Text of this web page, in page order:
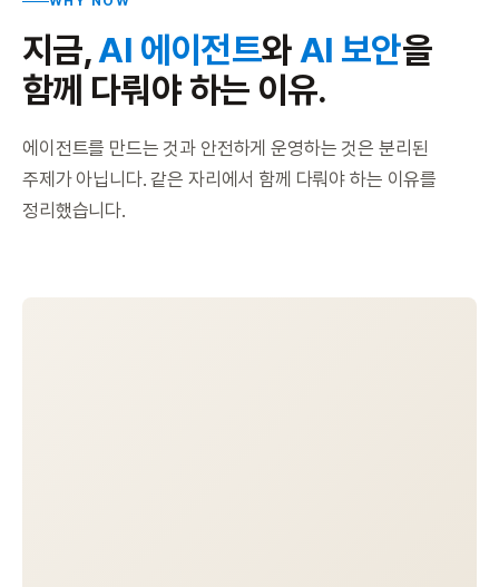
지금,AI 에이전트와 AI 보안을
함께 다뤄야 하는 이유.
에이전트를 만드는 것과 안전하게 운영하는 것은 분리된
주제가 아닙니다. 같은 자리에서 함께 다뤄야 하는 이유를
정리했습니다.